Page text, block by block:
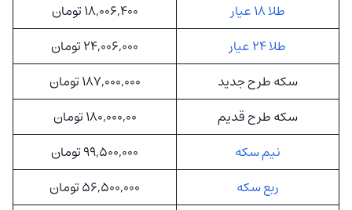
طلا 18 عیار
18,006,400 تومان
طلا 24 عیار
24,006,000 تومان
سکه طرح جدید
187,000,000 تومان
سکه طرح قدیم
180,000,00 تومان
نیم سکه
99,500,000 تومان
ربع سکه
56,500,000 تومان